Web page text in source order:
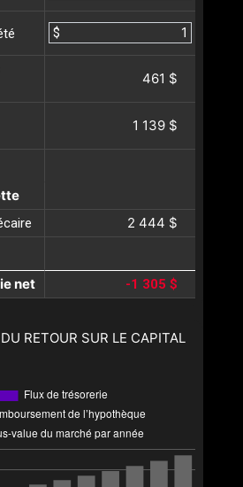
$
461 $
1 139 $
2 444 $
net -1 305 $
RETOUR SUR LE CAPITAL